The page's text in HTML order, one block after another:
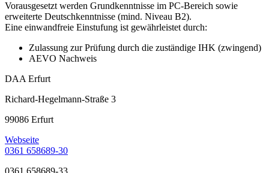
Vorausgesetzt werden Grundkenntnisse im PC-Bereich sowie
erweiterte Deutschkenntnisse (mind. Niveau B2).
Eine einwandfreie Einstufung ist gewährleistet durch:
Zulassung zur Prüfung durch die zuständige IHK (zwingend)
AEVO Nachweis
DAA Erfurt
Richard-Hegelmann-Straße 3
99086 Erfurt
Webseite
0361 658689-30